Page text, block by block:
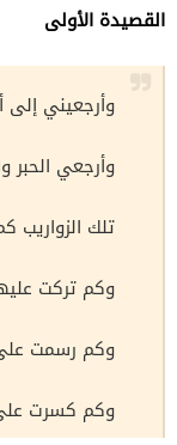
القصيدة الأولى
وأرجعيني
وأرجعي الحبر
تلك الزواريب
وكم تركت
وكم رسمت
وكم كسرت على